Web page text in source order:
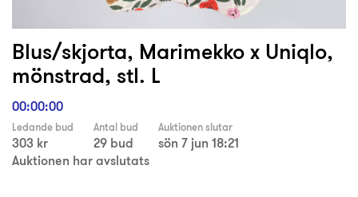
Blus/skjorta, Marimekko x Uniqlo,
mönstrad, stl. L
00:00:00
Ledande bud
303 kr
Antal bud
29 bud
Auktionen slutar
sön 7 jun 18:21
Auktionen har avslutats